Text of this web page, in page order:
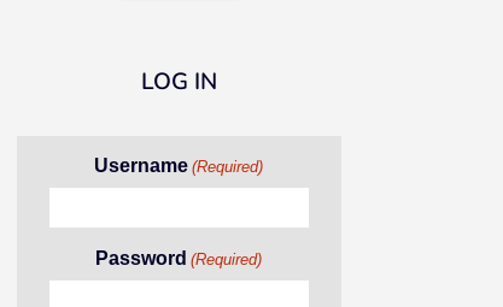
LOG IN
Username (Required)
Password (Required)